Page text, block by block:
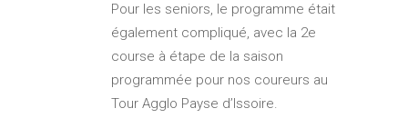
Pour les seniors, le programme était
également compliqué, avec la 2e
course à étape de la saison
programmée pour nos coureurs au
Tour Agglo Payse d’Issoire.